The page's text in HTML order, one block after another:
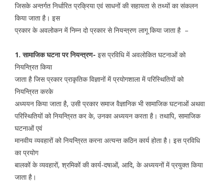
जिसके अन्तर्गत निर्धारित प्रक्रिया एवं साधनों की सहायता से तथ्यों का संकलन
किया जाता है। इस
प्रकार के अवलोकन में निम्न दो प्रकार से नियन्त्रण लागू किया जाता है –
1. सामाजिक घटना पर नियन्त्रण- इस प्रविधि में अवलोकित घटनाओं को
नियन्त्रित किया
जाता है जिस प्रकार प्राकृतिक विज्ञानों में प्रयोगशाला में परिस्थितियों को
नियन्त्रित करके
अध्ययन किया जाता है, उसी प्रकार समाज वैज्ञानिक भी सामाजिक घटनाओं अथवा
परिस्थितियों को नियन्त्रित कर के, उनका अध्ययन करता है। तथापि, सामाजिक
घटनाओं एवं
मानवीय व्यवहारों को नियन्त्रित करना अत्यन्त कठिन कार्य होता है। इस प्रविधि
का प्रयोग
बालकों के व्यवहारों, श्रमिकों की कार्य-दषाओं, आदि, के अध्ययनों में प्रयुक्त किया
जाता है।